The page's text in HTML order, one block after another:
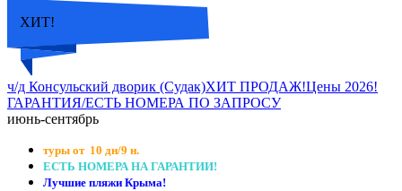
ХИТ!
ч/д Консульский дворик (Судак)ХИТ ПРОДАЖ!Цены 2026!
ГАРАНТИЯ/ЕСТЬ НОМЕРА ПО ЗАПРОСУ
июнь-сентябрь
туры от 10 дн/9 н.
ЕСТЬ НОМЕРА НА ГАРАНТИИ!
Лучшие пляжи Крыма!